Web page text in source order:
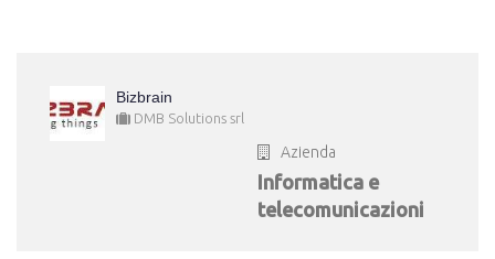
Bizbrain
DMB Solutions srl
Azienda
Informatica e
telecomunicazioni